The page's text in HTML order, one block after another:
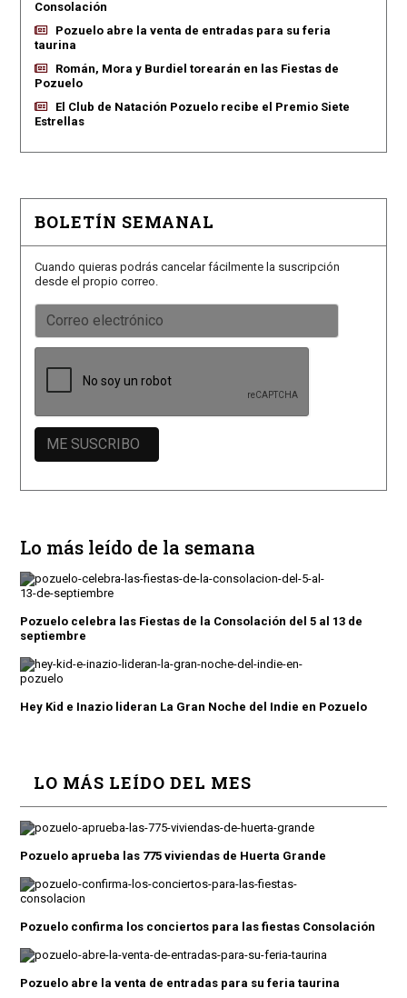
Consolación
Pozuelo abre la venta de entradas para su feria
taurina
Román, Mora y Burdiel torearán en las Fiestas de
Pozuelo
El Club de Natación Pozuelo recibe el Premio Siete
Estrellas
BOLETÍN SEMANAL
Cuando quieras podrás cancelar fácilmente la suscripción
desde el propio correo.
Lo más leído de la semana
Pozuelo celebra las Fiestas de la Consolación del 5 al 13 de
septiembre
Hey Kid e Inazio lideran La Gran Noche del Indie en Pozuelo
LO MÁS LEÍDO DEL MES
Pozuelo aprueba las 775 viviendas de Huerta Grande
Pozuelo confirma los conciertos para las fiestas Consolación
Pozuelo abre la venta de entradas para su feria taurina